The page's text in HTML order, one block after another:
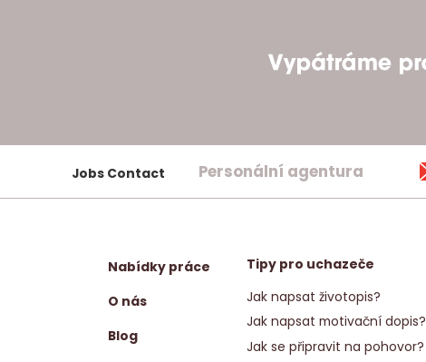
Jobs Contact Personální agentura
Nabídky práce
O nás
Blog
Tipy pro uchazeče
Jak napsat životopis?
Jak napsat motivační dopis?
Jak se připravit na pohovor?